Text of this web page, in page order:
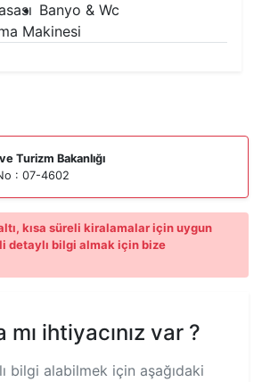
Banyo & Wc
Makinesi
Turizm Bakanlığı
: 07-4602
kısa süreli kiralamalar için uygun
detaylı bilgi almak için bize
mı ihtiyacınız var ?
bilgi alabilmek için aşağıdaki